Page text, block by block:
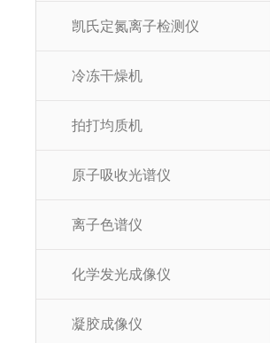
凯氏定氮离子检测仪
冷冻干燥机
拍打均质机
原子吸收光谱仪
离子色谱仪
化学发光成像仪
凝胶成像仪